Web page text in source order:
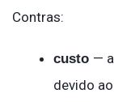
Contras:
custo —
devido